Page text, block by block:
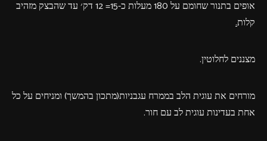
אופים בתנור שחומם על 180 מעלות כ-15= 12 דק׳ עד שהבצק מזהיב
קלות.
מצננים לחלוטין.
מורחים את עוגית הלב בממרח עגבניות(מתכון בהמשך) ומניחים על כל
אחת בעדינות עוגית לב עם חור.